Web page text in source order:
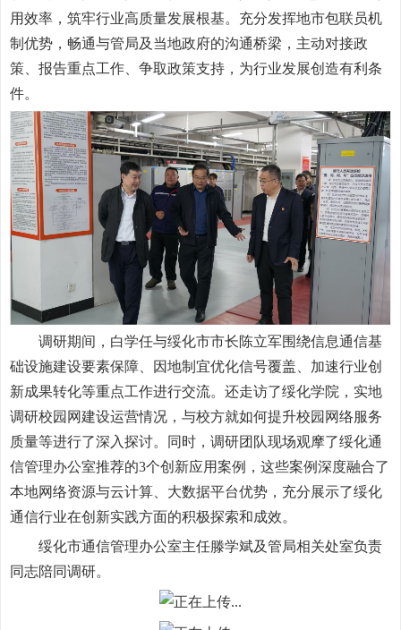
用效率，筑牢行业高质量发展根基。充分发挥地市包联员机
制优势，畅通与管局及当地政府的沟通桥梁，主动对接政
策、报告重点工作、争取政策支持，为行业发展创造有利条
件。
调研期间，白学任与绥化市市长陈立军围绕信息通信基
础设施建设要素保障、因地制宜优化信号覆盖、加速行业创
新成果转化等重点工作进行交流。还走访了绥化学院，实地
调研校园网建设运营情况，与校方就如何提升校园网络服务
质量等进行了深入探讨。同时，调研团队现场观摩了绥化通
信管理办公室推荐的3个创新应用案例，这些案例深度融合了
本地网络资源与云计算、大数据平台优势，充分展示了绥化
通信行业在创新实践方面的积极探索和成效。
绥化市通信管理办公室主任滕学斌及管局相关处室负责
同志陪同调研。